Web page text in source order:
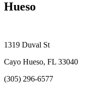
Hueso
1319 Duval St
Cayo Hueso, FL 33040
(305) 296-6577